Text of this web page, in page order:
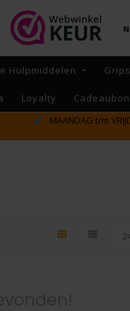
Hulpmiddelen Grips
Loyalty
MAANDAG t/m